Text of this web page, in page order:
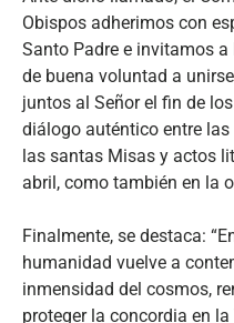
Obispos adherimos con
Santo Padre e invitamos
de buena voluntad a
juntos al Señor el fin de
diálogo auténtico entre
las santas Misas y actos
abril, como también en la
Finalmente, se destaca:
humanidad vuelve a
inmensidad del cosmos,
proteger la concordia en